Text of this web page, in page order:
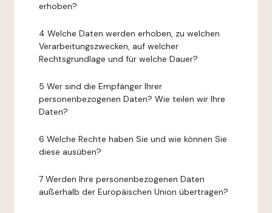
erhoben?
4 Welche Daten werden erhoben, zu welchen
Verarbeitungszwecken, auf welcher
Rechtsgrundlage und für welche Dauer?
5 Wer sind die Empfänger Ihrer
personenbezogenen Daten? Wie teilen wir Ihre
Daten?
6 Welche Rechte haben Sie und wie können Sie
diese ausüben?
7 Werden Ihre personenbezogenen Daten
außerhalb der Europäischen Union übertragen?